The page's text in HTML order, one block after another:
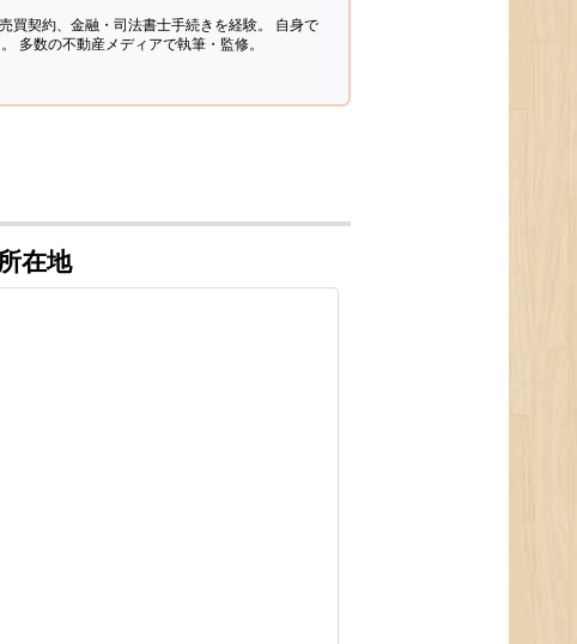
契約、金融・司法書士手続きを経験。 自身で
多数の不動産メディアで執筆・監修。
在地